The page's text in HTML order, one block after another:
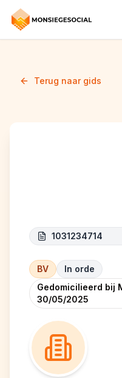
Terug naar gids
1031234714
BV
In orde
Gedomicilieerd bij
30/05/2025